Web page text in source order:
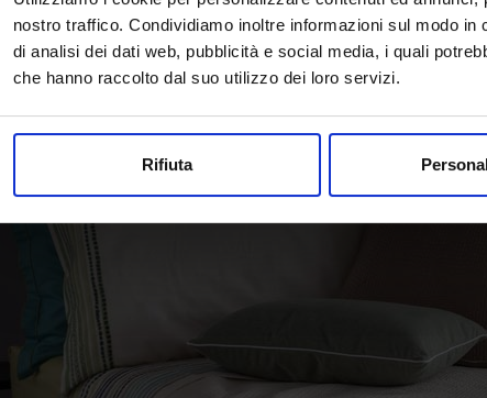
nostro traffico. Condividiamo inoltre informazioni sul modo
di analisi dei dati web, pubblicità e social media, i quali
che hanno raccolto dal suo utilizzo dei loro servizi.
Rifiuta
grazie alla sua versatilità e al suo stile elegante. Ma
coperta composta da tre strati: un tessuto
tessuto inferiore di supporto. Questi strati sono
complesso, aggiungendo un tocco di classe e comfort al